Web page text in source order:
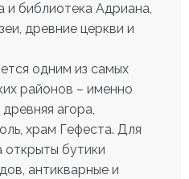
и библиотека Адриана,
древние церкви и
одним из самых
районов – именно
агора,
храм Гефеста. Для
бутики
антикварные и